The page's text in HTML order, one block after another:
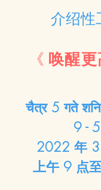
介绍性
《 唤醒更
चैत्र 5 गते
9 -
2022 年
上午 9 点